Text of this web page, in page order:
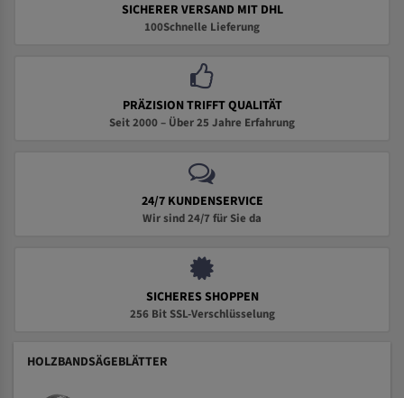
SICHERER VERSAND MIT DHL
100Schnelle Lieferung
PRÄZISION TRIFFT QUALITÄT
Seit 2000 – Über 25 Jahre Erfahrung
24/7 KUNDENSERVICE
Wir sind 24/7 für Sie da
SICHERES SHOPPEN
256 Bit SSL-Verschlüsselung
HOLZBANDSÄGEBLÄTTER